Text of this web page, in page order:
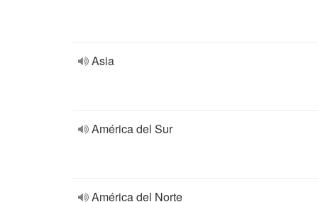
Asia
América del Sur
América del Norte